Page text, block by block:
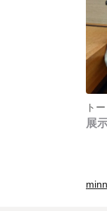
ト
展